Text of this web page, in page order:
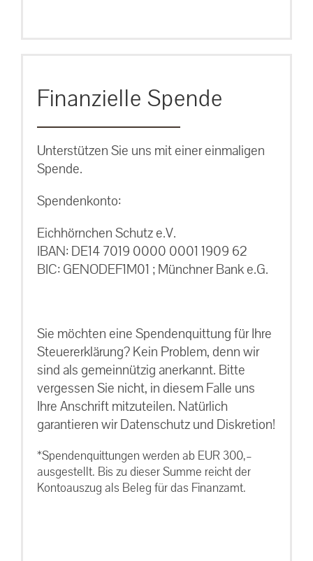
Finanzielle Spende
Unterstützen Sie uns mit einer einmaligen
Spende.
Spendenkonto:
Eichhörnchen Schutz e.V.
IBAN: DE14 7019 0000 0001 1909 62
BIC: GENODEF1M01 ; Münchner Bank e.G.
Sie möchten eine Spendenquittung für Ihre
Steuererklärung? Kein Problem, denn wir
sind als gemeinnützig anerkannt. Bitte
vergessen Sie nicht, in diesem Falle uns
Ihre Anschrift mitzuteilen. Natürlich
garantieren wir Datenschutz und Diskretion!
*Spendenquittungen werden ab EUR 300,–
ausgestellt. Bis zu dieser Summe reicht der
Kontoauszug als Beleg für das Finanzamt.